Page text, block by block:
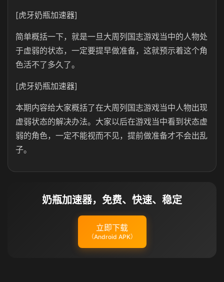
[虎牙奶瓶加速器]
简单概括一下，就是一旦大周列国志游戏当中的人物处
于虚弱的状态，一定要提早做准备，这就预示着这个角
色活不了多久了。
[虎牙奶瓶加速器]
本期内容给大家概括了在大周列国志游戏当中人物出现
虚弱状态的解决办法。大家以后在游戏当中看到状态虚
弱的角色，一定不能视而不见，提前做准备才不会出乱
子。
奶瓶加速器，免费、快速、稳定
立即下载
（Android APK）